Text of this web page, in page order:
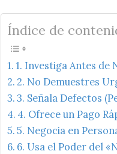
Índice de
1. Investiga Antes de
2. No Demuestres
3. Señala Defectos
4. Ofrece un Pago
5. Negocia en
6. Usa el Poder del